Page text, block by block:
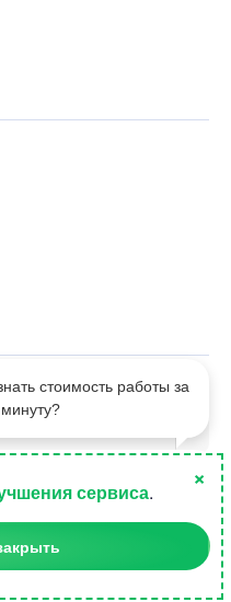
1
стоимость работы за
23а сервиса.
×